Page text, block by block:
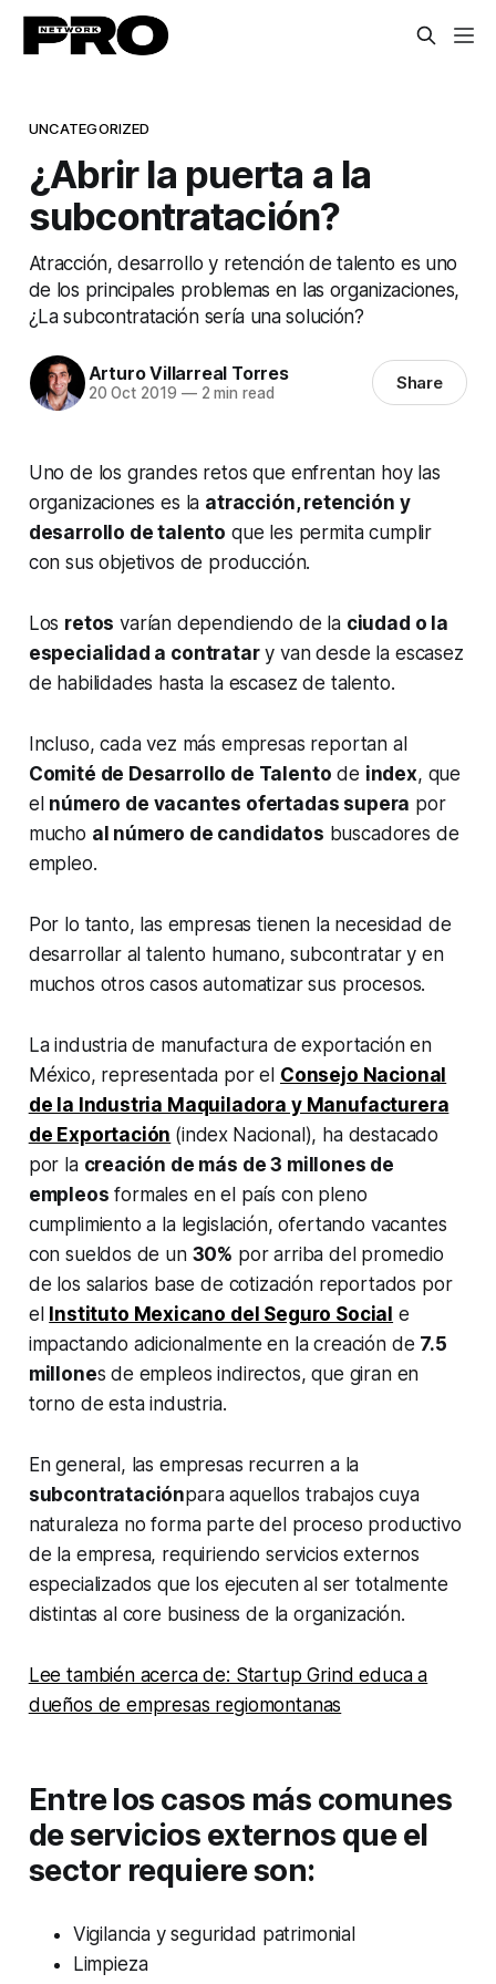
UNCATEGORIZED
¿Abrir la puerta a la
subcontratación?
Atracción, desarrollo y retención de talento es uno
de los principales problemas en las organizaciones,
¿La subcontratación sería una solución?
Arturo Villarreal Torres
20 Oct 2019 —2 min read Share
Uno de los grandes retos que enfrentan hoy las
organizaciones es la atracción, retención y
desarrollo de talento que les permita cumplir
con sus objetivos de producción.
Los retos varían dependiendo de la ciudad o la
especialidad a contratary van desde la escasez
de habilidades hasta la escasez de talento.
Incluso, cada vez más empresas reportan al
Comité de Desarrollo de Talento de index, que
el número de vacantes ofertadas supera por
mucho al número de candidatos buscadores de
empleo.
Por lo tanto, las empresas tienen la necesidad de
desarrollar al talento humano, subcontratar y en
muchos otros casos automatizar sus procesos.
La industria de manufactura de exportación en
México, representada por el Consejo Nacional
de la Industria Maquiladora y Manufacturera
de Exportación (index Nacional), ha destacado
por la creación de más de 3 millones de
empleos formales en el país con pleno
cumplimiento a la legislación, ofertando vacantes
con sueldos de un 30% por arriba del promedio
de los salarios base de cotización reportados por
el Instituto Mexicano del Seguro Social e
impactando adicionalmente en la creación de 7.5
millones de empleos indirectos, que giran en
torno de esta industria.
En general, las empresas recurren a la
subcontrataciónpara aquellos trabajos cuya
naturaleza no forma parte del proceso productivo
de la empresa, requiriendo servicios externos
especializados que los ejecuten al ser totalmente
distintas al core business de la organización.
Lee también acerca de: Startup Grind educa a
dueños de empresas regiomontanas
Entre los casos más comunes
de servicios externos que el
sector requiere son:
Vigilancia y seguridad patrimonial
Limpieza